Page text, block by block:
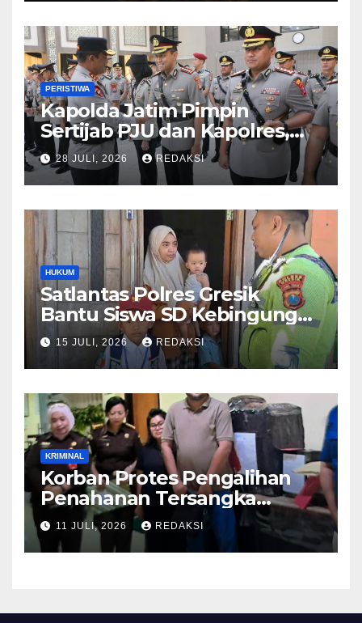
PERISTIWA
Kapolda Jatim Pimpin
Sertijab PJU dan Kapolres,
Perkuat Regenerasi
Kepemimpinan dan
Pelayanan Presisi
28 JULI, 2026 REDAKSI
HUKUM
Satlantas Polres Gresik
Bantu Siswa SD Kebingungan
Saat Pulang Sekolah,
Langsung Diantar ke Rumah
Orang Tua Lega
15 JULI, 2026 REDAKSI
KRIMINAL
Korban Protes Pengalihan
Penahanan Tersangka
Pemalsuan Merek Skincare,
Kasi Penkum Kejati Jatim:
Nanti Saya Tegur Jaksanya
11 JULI, 2026 REDAKSI